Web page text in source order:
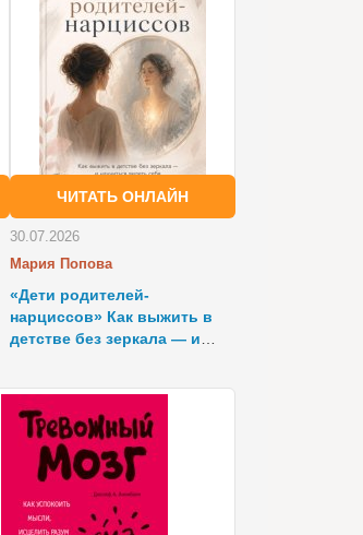
ЧИТАТЬ ОНЛАЙН
30.07.2026
Мария Попова
«Дети родителей-
нарциссов» Как выжить в
детстве без зеркала — и